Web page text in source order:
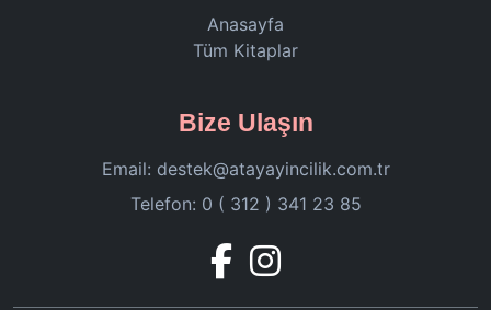
Anasayfa
Tüm Kitaplar
Bize Ulaşın
Email: destek@atayayincilik.com.tr
Telefon: 0 ( 312 ) 341 23 85